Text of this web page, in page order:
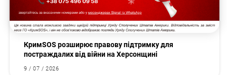
КримSOS розширює правову підтримку для
постраждалих від війни на Херсонщині
9 / 07 / 2026